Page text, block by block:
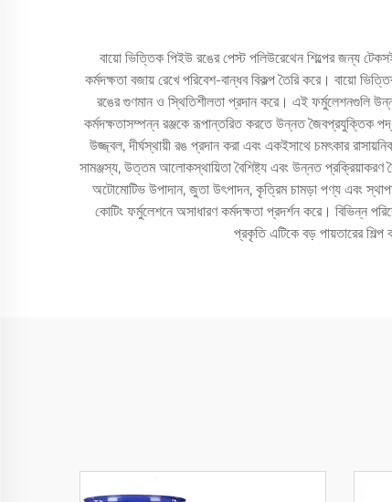
বায়ো ভিত্তিক পিইউ রঙের পেস্ট পলিউরেথেন শিল্পের জন্য
কর্মদক্ষতা বজায় রেখে পরিবেশ-বান্ধব বিকল্প তৈরি করে। বায়ো
রঙের গুণমান ও স্থিতিশীলতা প্রদান করে। এই ফর্মুলেশনগুলি
কর্মদক্ষতাসম্পন্ন রঞ্জকে রূপান্তরিত করতে উন্নত জৈবপ্রযুক্তিক
উজ্জ্বল, দীর্ঘস্থায়ী রঙ প্রদান করা এবং একইসাথে চমৎকার
সামঞ্জস্য, উত্তম আলোকস্থায়িতা বৈশিষ্ট্য এবং উন্নত প্রক্রিয়াকরণ
অটোমোটিভ উপাদান, জুতা উৎপাদন, কৃত্রিম চামড়া পণ্য এবং
কোটিং ফর্মুলেশনে অসাধারণ কর্মদক্ষতা প্রদর্শন করে।
প্রকৃতি এটিকে বড় পায়তারের